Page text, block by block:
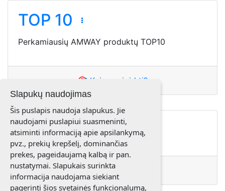
TOP 10
Perkamiausių AMWAY produktų TOP10
🎯 Kaip nusipirkti?
Naujienos
🎯 Kaip nusipirkti?
Slapukų naudojimas
Šis puslapis naudoja slapukus. Jie
naudojami puslapiui suasmeninti,
atsiminti informaciją apie apsilankymą,
pvz., prekių krepšelį, dominančias
prekes, pageidaujamą kalbą ir pan.
nustatymai. Slapukais surinkta
informacija naudojama siekiant
pagerinti šios svetainės funkcionalumą,